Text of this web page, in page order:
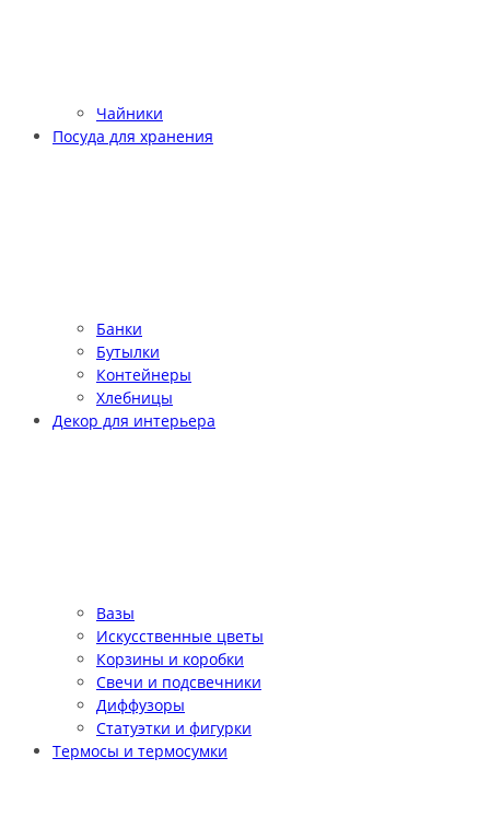
Чайники
Посуда для хранения
Банки
Бутылки
Контейнеры
Хлебницы
Декор для интерьера
Вазы
Искусственные цветы
Корзины и коробки
Свечи и подсвечники
Диффузоры
Статуэтки и фигурки
Термосы и термосумки